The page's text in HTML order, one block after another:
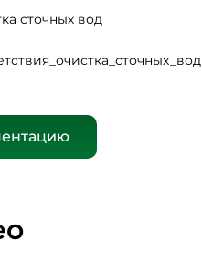
сточных вод